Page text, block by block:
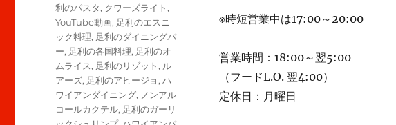
※時短営業中は17:00～20:00
営業時間：18:00～翌5:00
（フードL.O. 翌4:00）
定休日：月曜日
利のパスタ, クワーズライト,
YouTube動画, 足利のエスニ
ック料理, 足利のダイニングバ
ー, 足利の各国料理, 足利のオ
ムライス, 足利のリゾット, ル
アーズ, 足利のアヒージョ,ハ
ワイアンダイニング, ノンアル
コールカクテル, 足利のガーリ